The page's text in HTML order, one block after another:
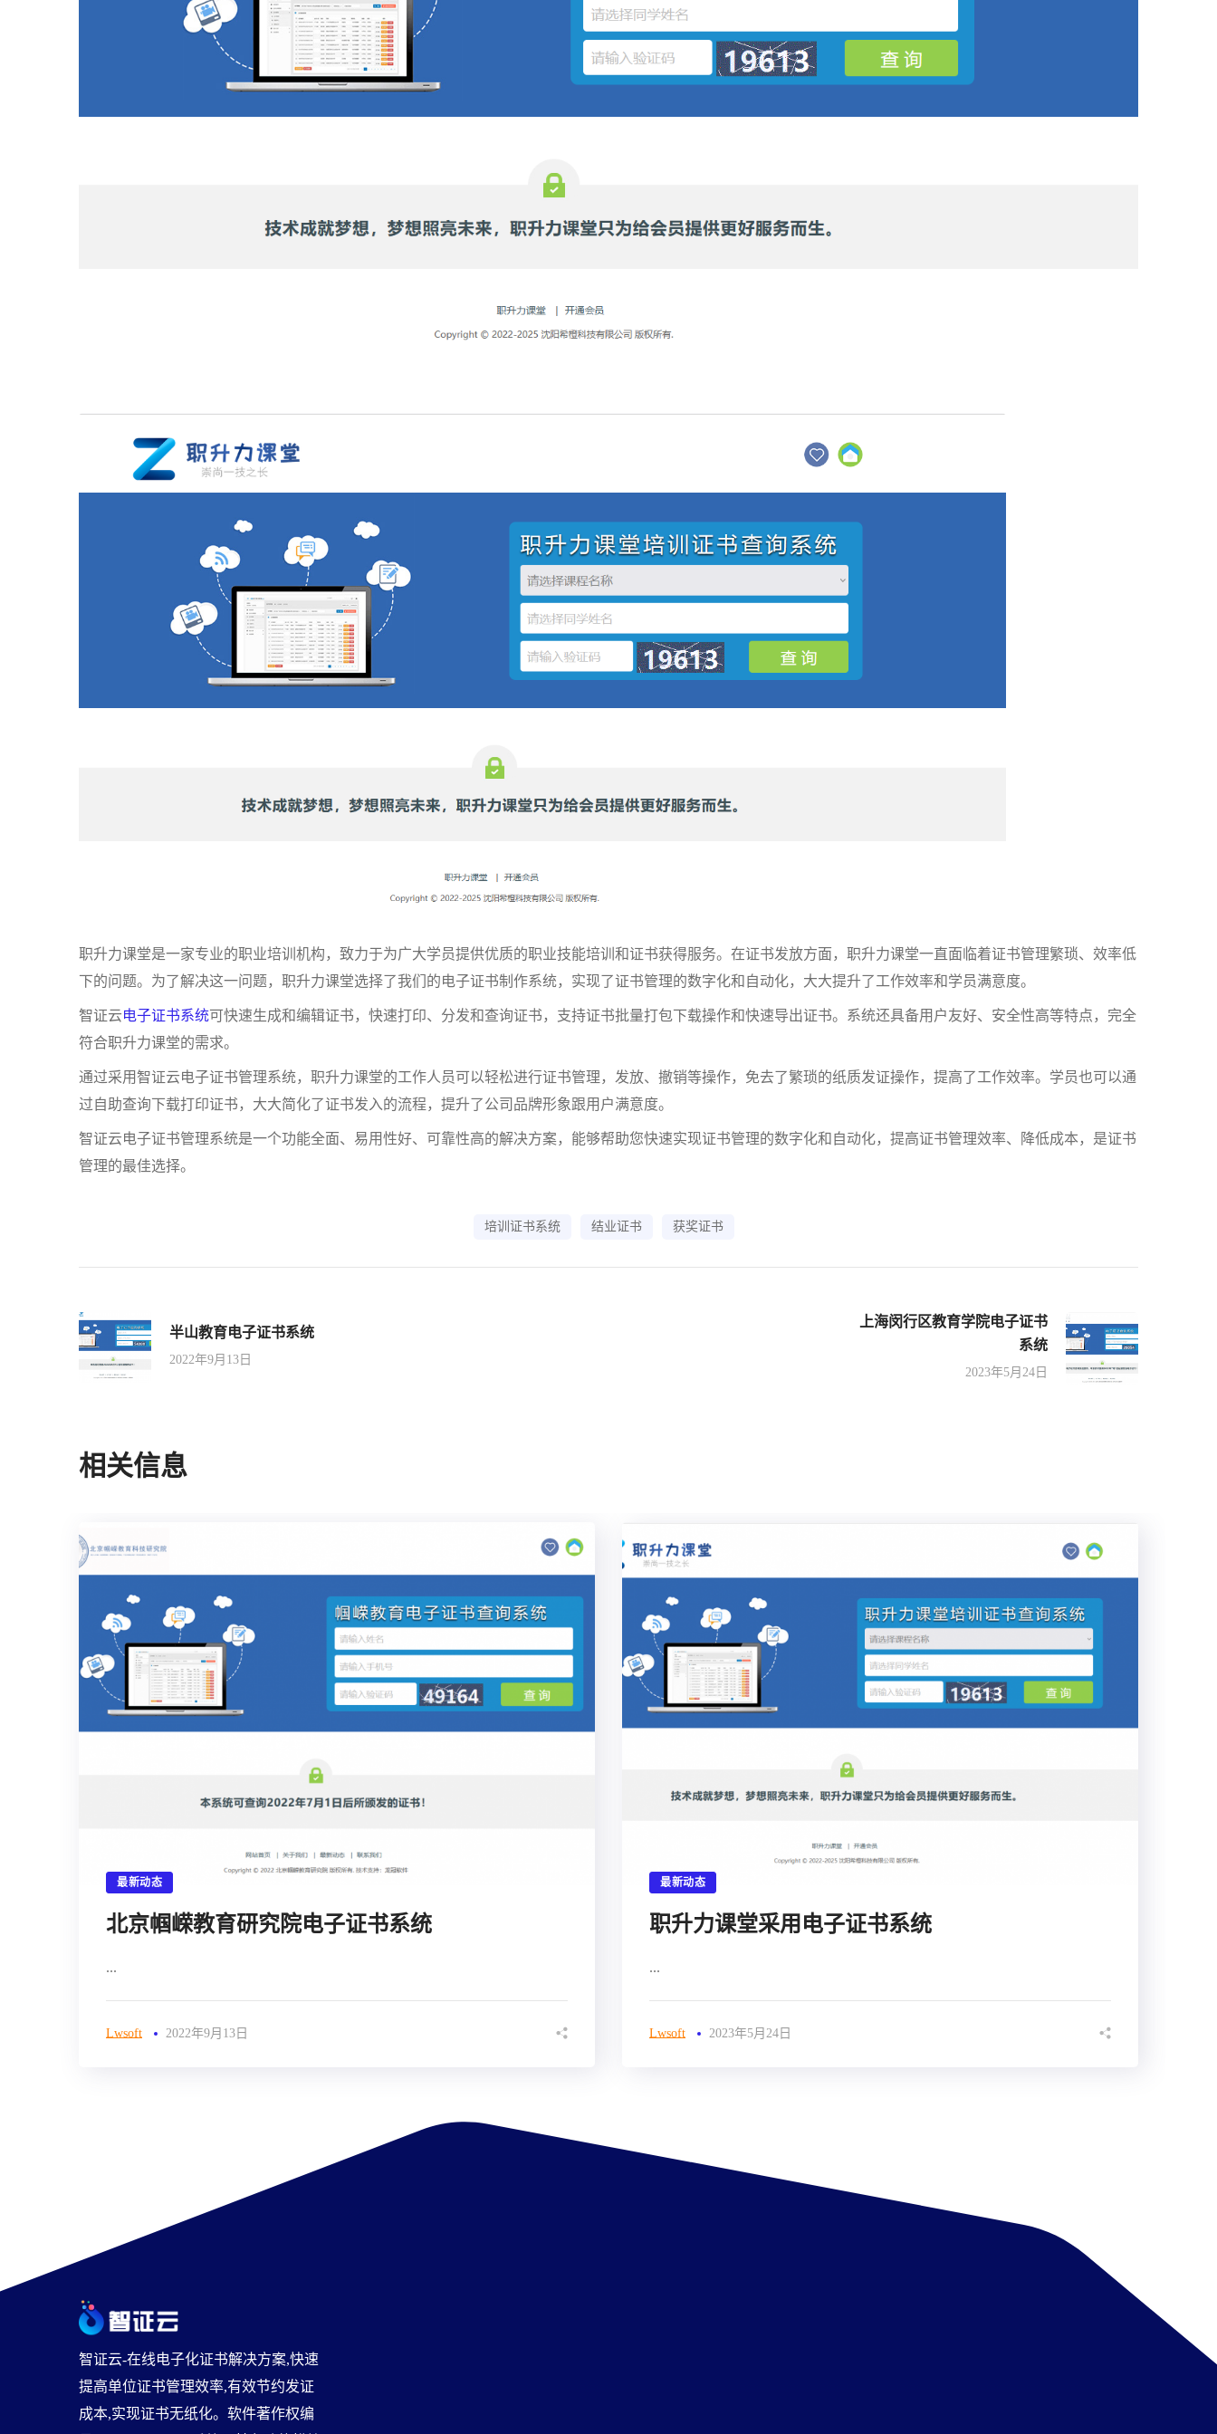
职升力课堂是一家专业的职业培训机构，致力于为广大学员提供优质的职业技能培训和证书获得服务。在证书发放方面，职升力课堂一直面临着证书管理繁琐、效率低
下的问题。为了解决这一问题，职升力课堂选择了我们的电子证书制作系统，实现了证书管理的数字化和自动化，大大提升了工作效率和学员满意度。
智证云电子证书系统可快速生成和编辑证书，快速打印、分发和查询证书，支持证书批量打包下载操作和快速导出证书。系统还具备用户友好、安全性高等特点，完全
符合职升力课堂的需求。
通过采用智证云电子证书管理系统，职升力课堂的工作人员可以轻松进行证书管理，发放、撤销等操作，免去了繁琐的纸质发证操作，提高了工作效率。学员也可以通
过自助查询下载打印证书，大大简化了证书发入的流程，提升了公司品牌形象跟用户满意度。
智证云电子证书管理系统是一个功能全面、易用性好、可靠性高的解决方案，能够帮助您快速实现证书管理的数字化和自动化，提高证书管理效率、降低成本，是证书
管理的最佳选择。
培训证书系统 结业证书 获奖证书
半山教育电子证书系统
2022年9月13日
上海闵行区教育学院电子证书
系统
2023年5月24日
相关信息
最新动态
北京帼嵘教育研究院电子证书系统
...
Lwsoft 2022年9月13日
最新动态
职升力课堂采用电子证书系统
...
Lwsoft 2023年5月24日
智证云-在线电子化证书解决方案,快速
提高单位证书管理效率,有效节约发证
成本,实现证书无纸化。软件著作权编